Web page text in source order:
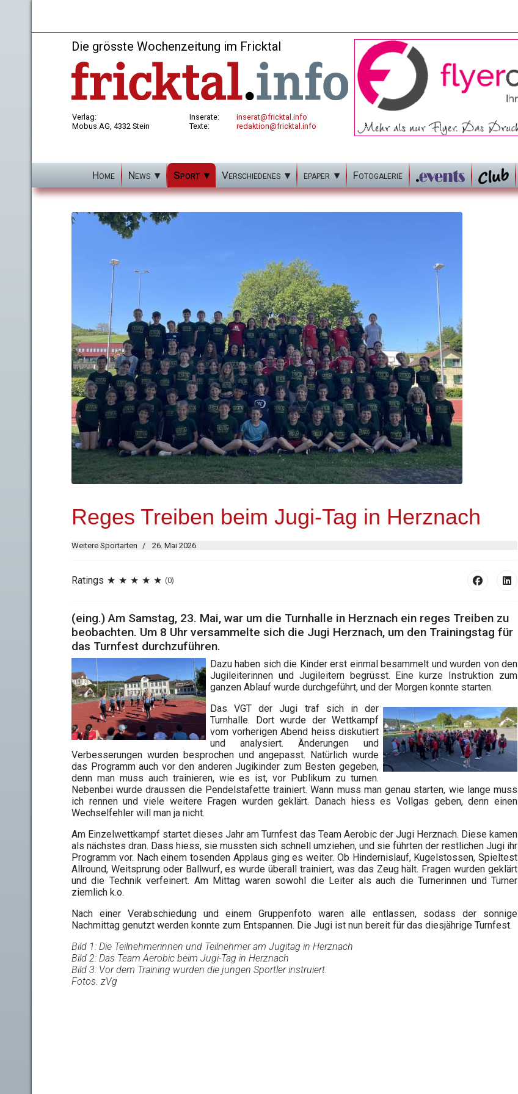
Die grösste Wochenzeitung im Fricktal
Verlag:
Mobus AG, 4332 Stein
Inserate:
Texte:
inserat@fricktal.info
redaktion@fricktal.info
Home News Sport Verschiedenes epaper Fotogalerie
Reges Treiben beim Jugi-Tag in Herznach
Weitere Sportarten 26. Mai 2026
Ratings (0)
(eing.) Am Samstag, 23. Mai, war um die Turnhalle in Herznach ein reges Treiben zu
beobachten. Um 8 Uhr versammelte sich die Jugi Herznach, um den Trainingstag für
das Turnfest durchzuführen.
Dazu haben sich die Kinder erst einmal besammelt und wurden von den
Jugileiterinnen und Jugileitern begrüsst. Eine kurze Instruktion zum
ganzen Ablauf wurde durchgeführt, und der Morgen konnte starten.
Das VGT der Jugi traf sich in der
Turnhalle. Dort wurde der Wettkampf
vom vorherigen Abend heiss diskutiert
und analysiert. Änderungen und
Verbesserungen wurden besprochen und angepasst. Natürlich wurde
das Programm auch vor den anderen Jugikinder zum Besten gegeben,
denn man muss auch trainieren, wie es ist, vor Publikum zu turnen.
Nebenbei wurde draussen die Pendelstafette trainiert. Wann muss man genau starten, wie lange muss
ich rennen und viele weitere Fragen wurden geklärt. Danach hiess es Vollgas geben, denn einen
Wechselfehler will man ja nicht.
Am Einzelwettkampf startet dieses Jahr am Turnfest das Team Aerobic der Jugi Herznach. Diese kamen
als nächstes dran. Dass hiess, sie mussten sich schnell umziehen, und sie führten der restlichen Jugi ihr
Programm vor. Nach einem tosenden Applaus ging es weiter. Ob Hindernislauf, Kugelstossen, Spieltest
Allround, Weitsprung oder Ballwurf, es wurde überall trainiert, was das Zeug hält. Fragen wurden geklärt
und die Technik verfeinert. Am Mittag waren sowohl die Leiter als auch die Turnerinnen und Turner
ziemlich k.o.
Nach einer Verabschiedung und einem Gruppenfoto waren alle entlassen, sodass der sonnige
Nachmittag genutzt werden konnte zum Entspannen. Die Jugi ist nun bereit für das diesjährige Turnfest.
Bild 1: Die Teilnehmerinnen und Teilnehmer am Jugitag in Herznach
Bild 2: Das Team Aerobic beim Jugi-Tag in Herznach
Bild 3: Vor dem Training wurden die jungen Sportler instruiert.
Fotos. zVg